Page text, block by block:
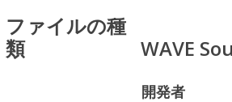
ファイルの種
類
WAVE
開発者